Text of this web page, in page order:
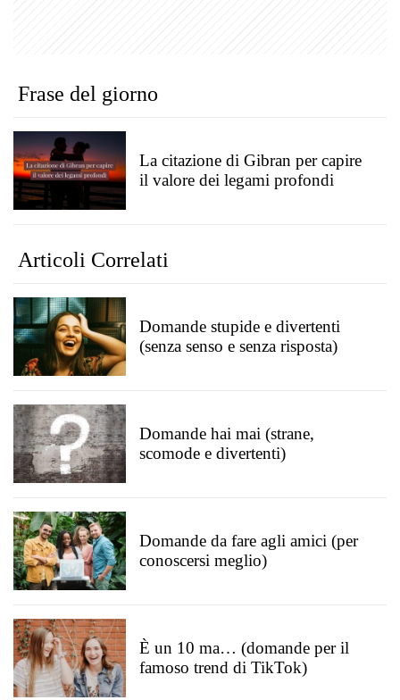
Frase del giorno
La citazione di Gibran per capire
il valore dei legami profondi
Articoli Correlati
Domande stupide e divertenti
(senza senso e senza risposta)
Domande hai mai (strane,
scomode e divertenti)
Domande da fare agli amici (per
conoscersi meglio)
È un 10 ma… (domande per il
famoso trend di TikTok)